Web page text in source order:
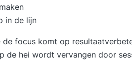
in de lijn
focus komt op
de hei wordt vervangen door